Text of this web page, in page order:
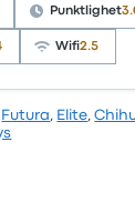
Punktlighet
Wifi2.5
fick
Futura, Elite,